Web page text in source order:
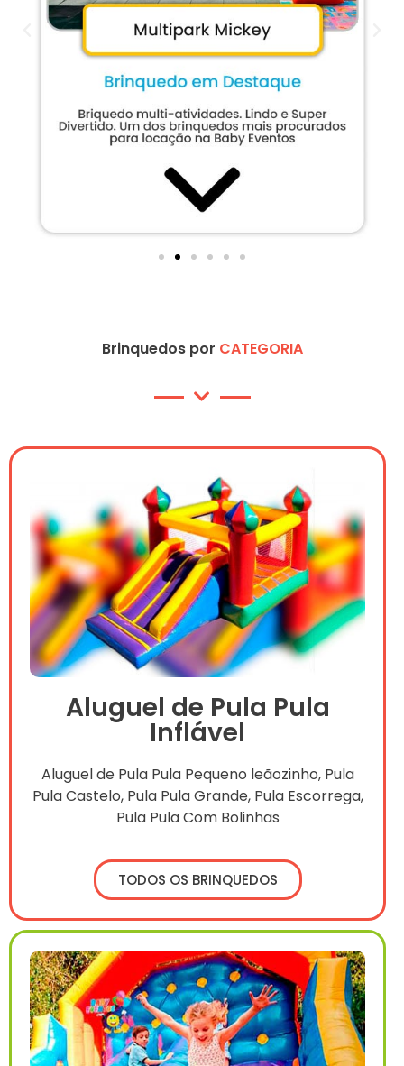
Brinquedos por CATEGORIA
Aluguel de Pula Pula
Inflável
Aluguel de Pula Pula Pequeno leãozinho, Pula
Pula Castelo, Pula Pula Grande, Pula Escorrega,
Pula Pula Com Bolinhas
TODOS OS BRINQUEDOS